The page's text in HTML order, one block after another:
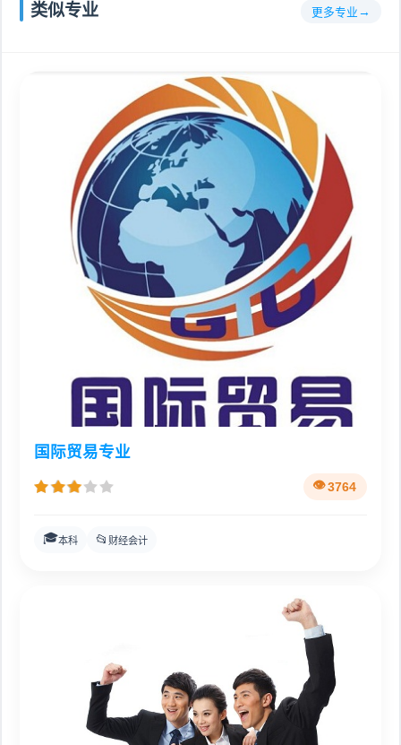
类似专业 更多专业
国际贸易专业
3764
🎓本科 📂 财经会计